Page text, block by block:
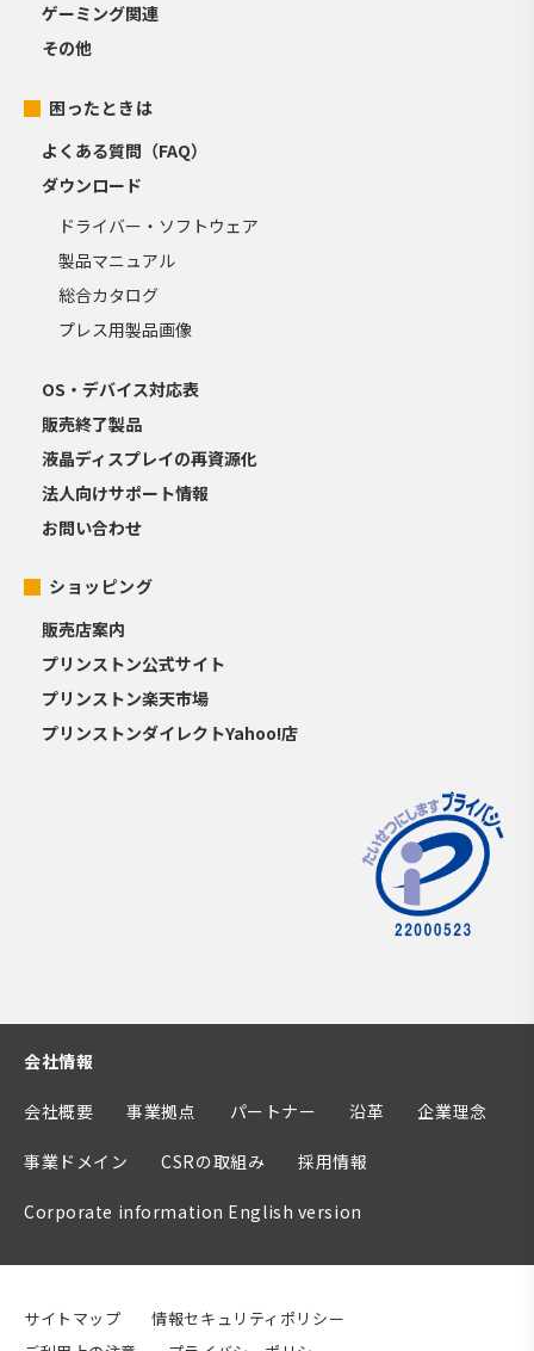
ゲーミング関連
その他
困ったときは
よくある質問（FAQ）
ダウンロード
ドライバー・ソフトウェア
製品マニュアル
総合カタログ
プレス用製品画像
OS・デバイス対応表
販売終了製品
液晶ディスプレイの再資源化
法人向けサポート情報
お問い合わせ
ショッピング
販売店案内
プリンストン公式サイト
プリンストン楽天市場
プリンストンダイレクトYahoo!店
会社情報
会社概要 事業拠点 パートナー 沿革 企業理念
事業ドメイン CSRの取組み 採用情報
Corporate information English version
サイトマップ
情報セキュリティポリシー